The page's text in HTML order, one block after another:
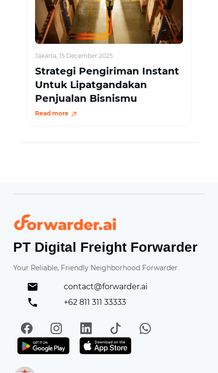
Jakarta, 15 December 2025
Strategi Pengiriman Instant
Untuk Lipatgandakan
Penjualan Bisnismu
Read more
Forwarder
PT Digital Freight Forwarder
Your Reliable, Friendly Neighborhood Forwarder
contact@forwarder.ai
+62 811 311 33333
FacebookInstagramLinkedIn
TikTokWhatsApp
Get it on Play StoreGet in on App Store